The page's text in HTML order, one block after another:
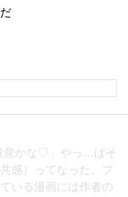
意かな♡」やっ…ぱそ
感）ってなった。プ
いる漫画には作者の